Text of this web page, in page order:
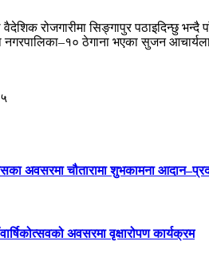
रोजगारीमा सिङ्गापुर पठाइदिन्छु
नगरपालिका–१० ठेगाना भएका सुजन
अवसरमा चौतारामा शुभकामना
अवसरमा वृक्षारोपण कार्यक्रम